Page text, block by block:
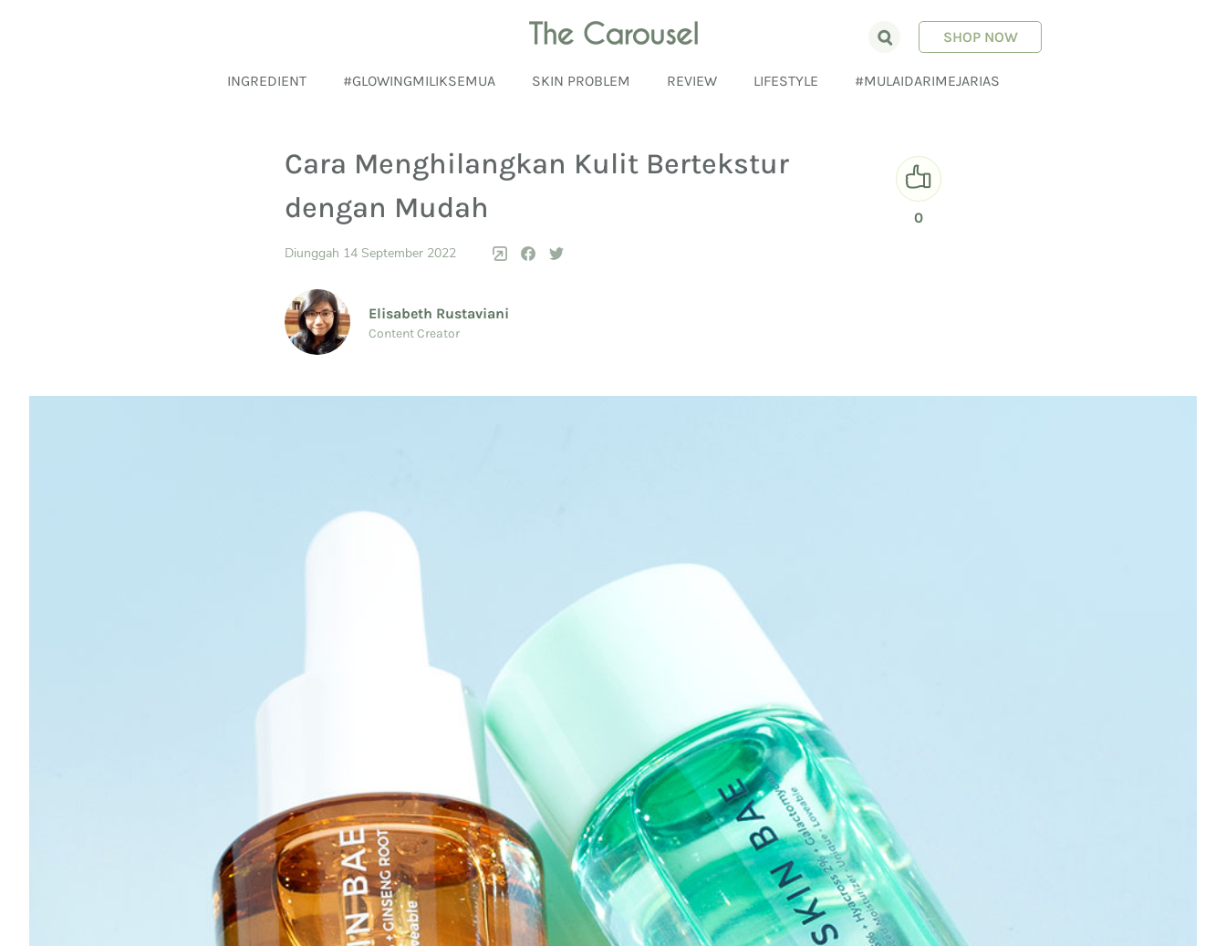
INGREDIENT #GLOWINGMILIKSEMUA SKIN PROBLEM REVIEW LIFESTYLE #MULAIDARIMEJARIAS
SHOP NOW
Cara Menghilangkan Kulit Bertekstur
dengan Mudah
0
Diunggah 14 September 2022
Elisabeth Rustaviani
Content Creator